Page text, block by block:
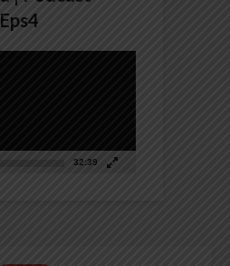
32:39